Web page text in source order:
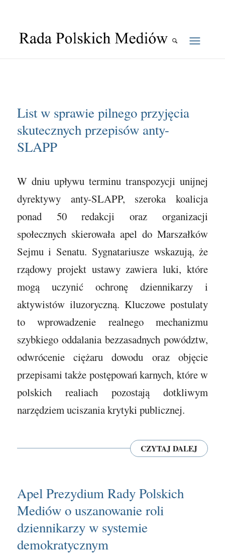
List w sprawie pilnego przyjęcia
skutecznych przepisów anty-
SLAPP
W dniu upływu terminu transpozycji unijnej
dyrektywy anty-SLAPP, szeroka koalicja
ponad 50 redakcji oraz organizacji
społecznych skierowała apel do Marszałków
Sejmu i Senatu. Sygnatariusze wskazują, że
rządowy projekt ustawy zawiera luki, które
mogą uczynić ochronę dziennikarzy i
aktywistów iluzoryczną. Kluczowe postulaty
to wprowadzenie realnego mechanizmu
szybkiego oddalania bezzasadnych powództw,
odwrócenie ciężaru dowodu oraz objęcie
przepisami także postępowań karnych, które w
polskich realiach pozostają dotkliwym
narzędziem uciszania krytyki publicznej.
CZYTAJ DALEJ
Apel Prezydium Rady Polskich
Mediów o uszanowanie roli
dziennikarzy w systemie
demokratycznym